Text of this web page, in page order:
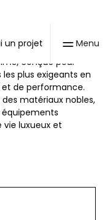
un projet Menu
est une
conçue pour
plus exigeants en
de performance.
matériaux nobles,
luxueux et